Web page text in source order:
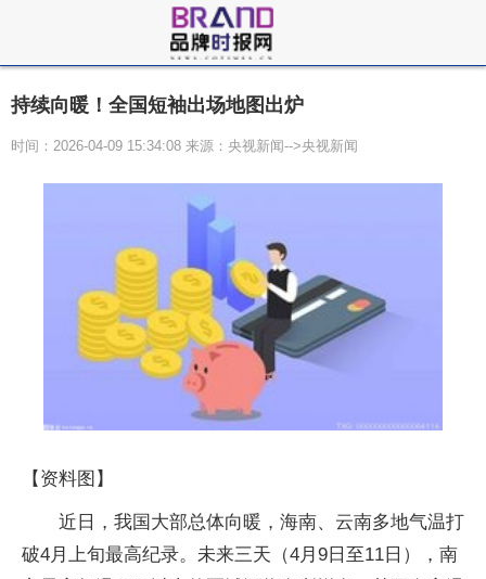
持续向暖！全国短袖出场地图出炉
时间：2026-04-09 15:34:08 来源：央视新闻-->央视新闻
【资料图】
近日，我国大部总体向暖，海南、云南多地气温打
破4月上旬最高纪录。未来三天（4月9日至11日），南